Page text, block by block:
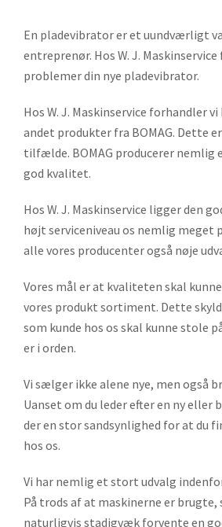
En pladevibrator er et uundværligt
entreprenør. Hos W. J. Maskinservice
problemer din nye pladevibrator.
Hos W. J. Maskinservice forhandler
andet produkter fra BOMAG. Dette
tilfælde. BOMAG producerer nemlig
god kvalitet.
Hos W. J. Maskinservice ligger den
højt serviceniveau os nemlig meget
alle vores producenter også nøje
Vores mål er at kvaliteten skal
vores produkt sortiment. Dette
som kunde hos os skal kunne stole
er i orden.
Vi sælger ikke alene nye, men også
Uanset om du leder efter en ny eller
der en stor sandsynlighed for at du
hos os.
Vi har nemlig et stort udvalg
På trods af at maskinerne er brugte,
naturligvis stadigvæk forvente en